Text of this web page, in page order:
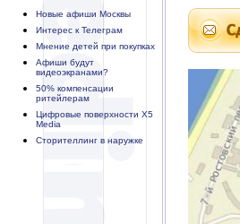
Новые афиши Москвы
Интерес к Телеграм
Мнение детей при покупках
Афиши будут
видеоэкранами?
50% компенсации
ритейлерам
Цифровые поверхности X5
Media
Сторителлинг в наружке